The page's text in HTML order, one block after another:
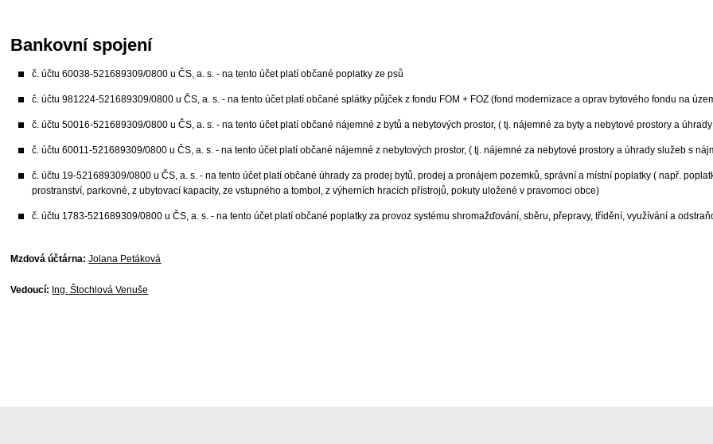
Bankovní spojení
č. účtu 60038-521689309/0800 u ČS, a. s. - na tento účet platí občané poplatky ze psů
č. účtu 981224-521689309/0800 u ČS, a. s. - na tento účet platí občané splátky půjček z fondu FOM + FOZ (fond modernizace a oprav bytového fondu na
č. účtu 50016-521689309/0800 u ČS, a. s. - na tento účet platí občané nájemné z bytů a nebytových prostor, ( tj. nájemné za byty a nebytové prostory a
č. účtu 60011-521689309/0800 u ČS, a. s. - na tento účet platí občané nájemné z nebytových prostor, ( tj. nájemné za nebytové prostory a úhrady služeb s
č. účtu 19-521689309/0800 u ČS, a. s. - na tento účet platí občané úhrady za prodej bytů, prodej a pronájem pozemků, správní a místní poplatky ( např.
prostranství, parkovné, z ubytovací kapacity, ze vstupného a tombol, z výherních hracích přístrojů, pokuty uložené v pravomoci obce)
č. účtu 1783-521689309/0800 u ČS, a. s. - na tento účet platí občané poplatky za provoz systému shromažďování, sběru, přepravy, třídění, využívání a
Mzdová účtárna:Jolana Petáková
Vedoucí: Ing. Štochlová Venuše